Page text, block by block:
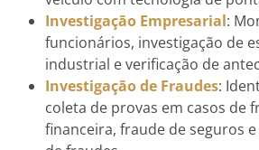
Investigação Empresarial:
funcionários, investigação de
industrial e verificação de
Investigação de Fraudes:
coleta de provas em casos de
financeira, fraude de seguros